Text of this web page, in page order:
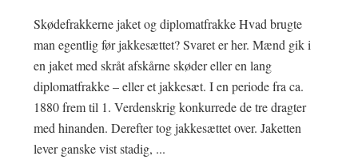
Skødefrakkerne jaket og diplomatfrakke Hvad brugte
man egentlig før jakkesættet? Svaret er her. Mænd gik i
en jaket med skråt afskårne skøder eller en lang
diplomatfrakke – eller et jakkesæt. I en periode fra ca.
1880 frem til 1. Verdenskrig konkurrede de tre dragter
med hinanden. Derefter tog jakkesættet over. Jaketten
lever ganske vist stadig, ...